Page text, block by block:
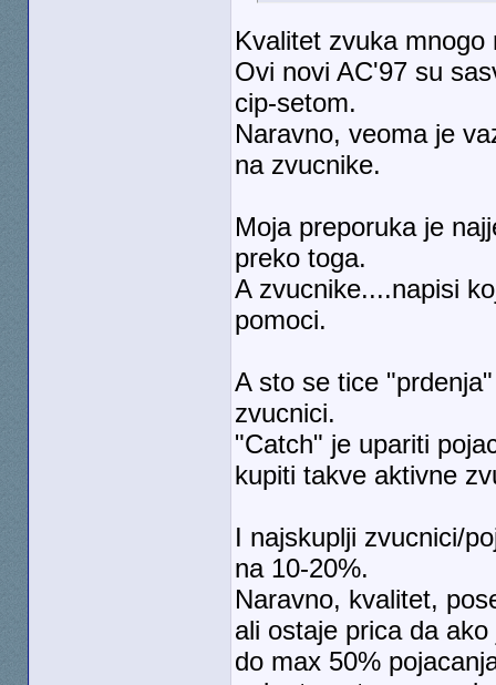
Kvalitet zvuka
Ovi novi AC'97 su
cip-setom.
Naravno, veoma je
na zvucnike.
Moja preporuka je
preko toga.
A zvucnike....napisi
pomoci.
A sto se tice
zvucnici.
"Catch" je upariti
kupiti takve aktivne
I najskuplji zvucnici/
na 10-20%.
Naravno, kvalitet,
ali ostaje prica da
do max 50%